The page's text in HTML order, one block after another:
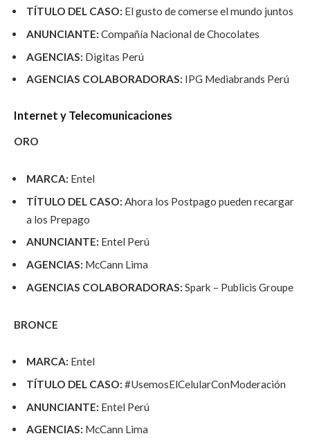
TÍTULO DEL CASO: El gusto de comerse el mundo juntos
ANUNCIANTE: Compañía Nacional de Chocolates
AGENCIAS: Digitas Perú
AGENCIAS COLABORADORAS: IPG Mediabrands Perú
Internet y Telecomunicaciones
ORO
MARCA: Entel
TÍTULO DEL CASO: Ahora los Postpago pueden recargar
a los Prepago
ANUNCIANTE: Entel Perú
AGENCIAS: McCann Lima
AGENCIAS COLABORADORAS: Spark – Publicis Groupe
BRONCE
MARCA: Entel
TÍTULO DEL CASO: #UsemosElCelularConModeración
ANUNCIANTE: Entel Perú
AGENCIAS: McCann Lima